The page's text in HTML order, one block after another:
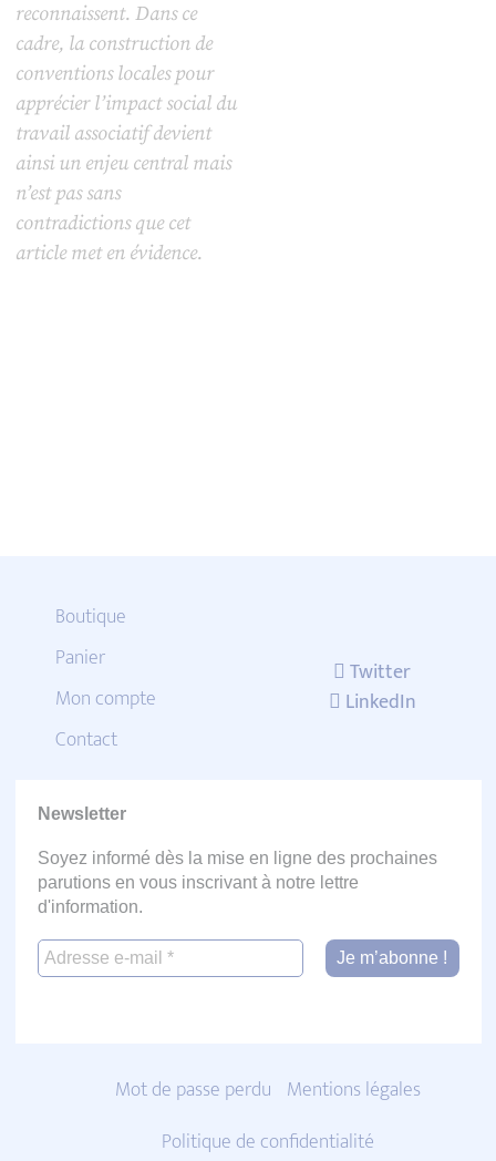
reconnaissent. Dans ce
cadre, la construction de
conventions locales pour
apprécier l’impact social du
travail associatif devient
ainsi un enjeu central mais
n’est pas sans
contradictions que cet
article met en évidence.
Boutique
Panier
Mon compte
Contact
Twitter
LinkedIn
Newsletter
Soyez informé dès la mise en ligne des prochaines
parutions en vous inscrivant à notre lettre
d'information.
Mot de passe perdu Mentions légales
Politique de confidentialité